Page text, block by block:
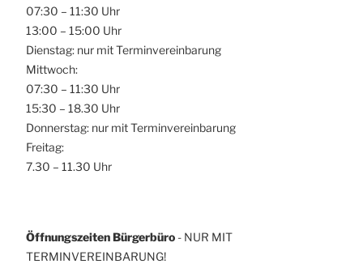
07:30 – 11:30 Uhr
13:00 – 15:00 Uhr
Dienstag: nur mit Terminvereinbarung
Mittwoch:
07:30 – 11:30 Uhr
15:30 – 18.30 Uhr
Donnerstag: nur mit Terminvereinbarung
Freitag:
7.30 – 11.30 Uhr
Öffnungszeiten Bürgerbüro - NUR MIT
TERMINVEREINBARUNG!